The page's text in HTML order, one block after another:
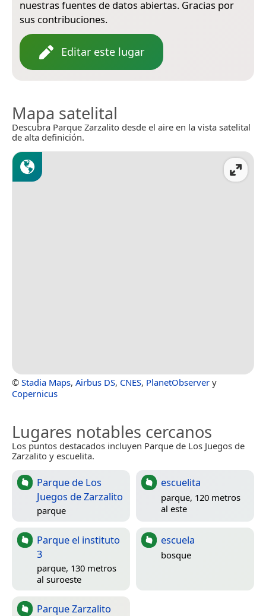
nuestras fuentes de datos abiertas. Gracias por
sus contribuciones.
Editar este lugar
Mapa satelital
Descubra Parque Zarzalito desde el aire en la vista satelital
de alta definición.
© Stadia Maps, Airbus DS, CNES, PlanetObserver y
Copernicus
Lugares notables cercanos
Los puntos destacados incluyen Parque de Los Juegos de
Zarzalito y escuelita.
Parque de Los
Juegos de Zarzalito
parque
escuelita
parque, 120 metros
al este
Parque el instituto
3
parque, 130 metros
al suroeste
escuela
bosque
Parque Zarzalito